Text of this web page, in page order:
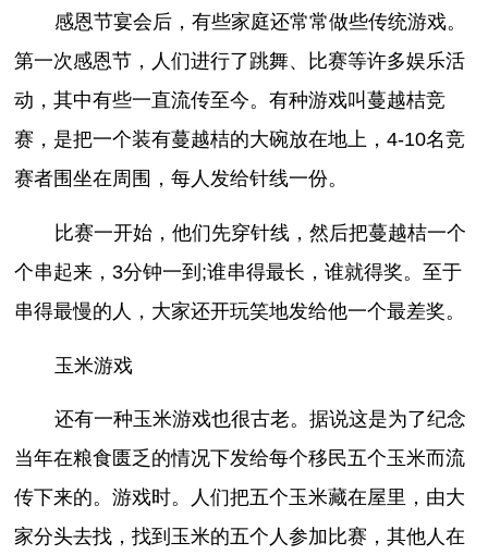
感恩节宴会后，有些家庭还常常做些传统游戏。
第一次感恩节，人们进行了跳舞、比赛等许多娱乐活
动，其中有些一直流传至今。有种游戏叫蔓越桔竞
赛，是把一个装有蔓越桔的大碗放在地上，4-10名竞
赛者围坐在周围，每人发给针线一份。
比赛一开始，他们先穿针线，然后把蔓越桔一个
个串起来，3分钟一到;谁串得最长，谁就得奖。至于
串得最慢的人，大家还开玩笑地发给他一个最差奖。
玉米游戏
还有一种玉米游戏也很古老。据说这是为了纪念
当年在粮食匮乏的情况下发给每个移民五个玉米而流
传下来的。游戏时。人们把五个玉米藏在屋里，由大
家分头去找，找到玉米的五个人参加比赛，其他人在